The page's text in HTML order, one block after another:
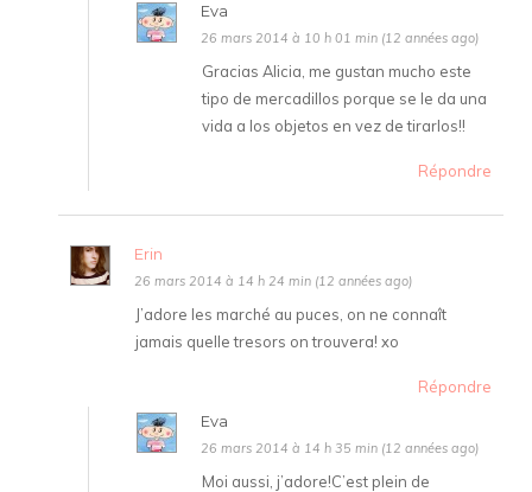
Eva
26 mars 2014 à 10 h 01 min (12 années ago)
Gracias Alicia, me gustan mucho este
tipo de mercadillos porque se le da una
vida a los objetos en vez de tirarlos!!
Répondre
Erin
26 mars 2014 à 14 h 24 min (12 années ago)
J’adore les marché au puces, on ne connaît
jamais quelle tresors on trouvera! xo
Répondre
Eva
26 mars 2014 à 14 h 35 min (12 années ago)
Moi aussi, j’adore!C’est plein de